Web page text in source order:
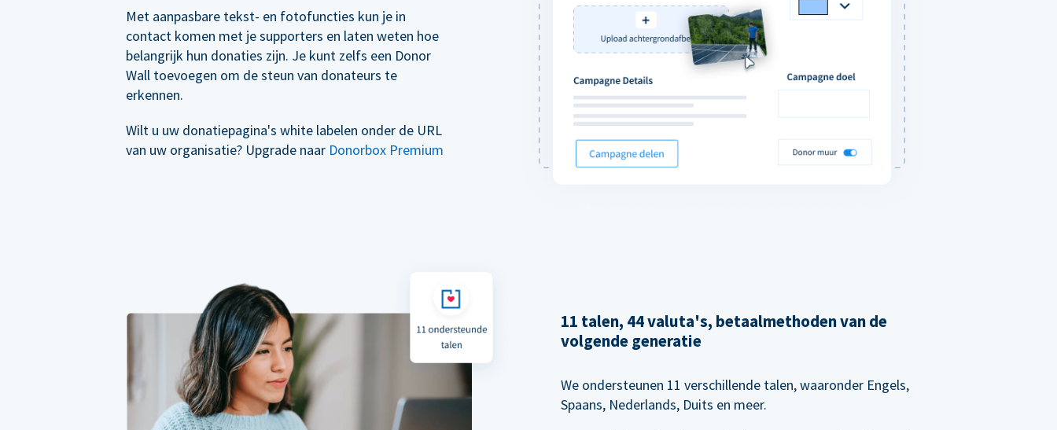
Met aanpasbare tekst- en fotofuncties kun je in
contact komen met je supporters en laten weten hoe
belangrijk hun donaties zijn. Je kunt zelfs een Donor
Wall toevoegen om de steun van donateurs te
erkennen.
Wilt u uw donatiepagina's white labelen onder de URL
van uw organisatie? Upgrade naar Donorbox Premium
11 talen, 44 valuta's, betaalmethoden van de
volgende generatie
We ondersteunen 11 verschillende talen, waaronder Engels,
Spaans, Nederlands, Duits en meer.